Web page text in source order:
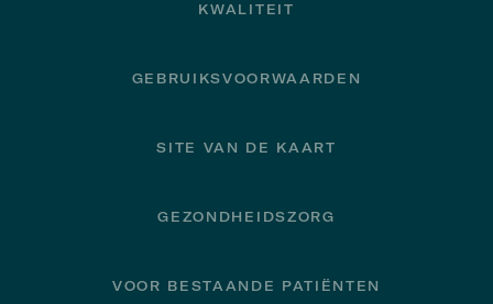
KWALITEIT
GEBRUIKSVOORWAARDEN
SITE VAN DE KAART
GEZONDHEIDSZORG
VOOR BESTAANDE PATIËNTEN